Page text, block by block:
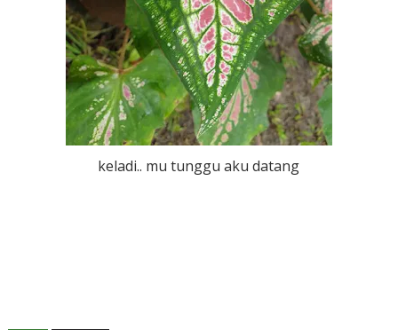
keladi.. mu tunggu aku datang